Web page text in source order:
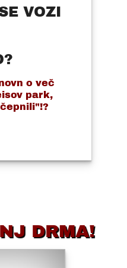
VOZI
o več
park,
DRMA!